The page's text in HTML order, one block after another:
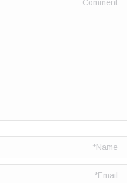
Name *
Email *